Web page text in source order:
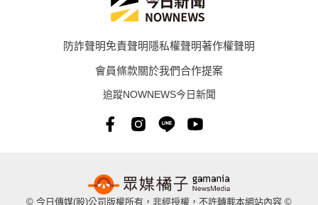
防詐聲明免責聲明隱私權聲明著作權聲明
會員條款關於我們合作提案
追蹤NOWNEWS今日新聞
© 今日傳媒(股)公司版權所有，非經授權，不許轉載本網站內容 ©